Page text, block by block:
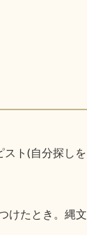
ト(自分探し
たとき。縄